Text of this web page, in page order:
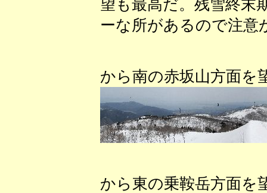
望も最高だ。残雪終末
ーな所があるので注意
から南の赤坂山方面を
から東の乗鞍岳方面を